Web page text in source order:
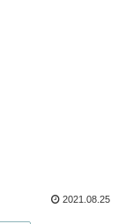
2021.08.25